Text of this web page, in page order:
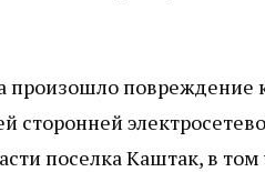
произошло повреждение
поселка Каштак, в